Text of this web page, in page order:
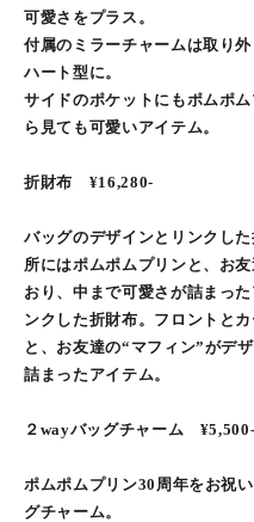
可愛さをプラス。
付属のミラーチャームは取り
ハート型に。
サイドのポケットにもポムポ
ら見ても可愛いアイテム。
折財布 ¥16,280-
バッグのデザインとリンクし
所にはポムポムプリンと、お
おり、中まで可愛さが詰まっ
ンクした折財布。フロントと
と、お友達の“マフィン”がデ
詰まったアイテム。
２wayバッグチャーム ¥5,500‐
ポムポムプリン30周年をお祝
グチャーム。